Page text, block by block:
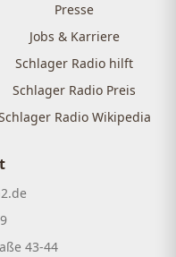
Presse
Jobs & Karriere
Schlager Radio hilft
Schlager Radio Preis
Radio Wikipedia
43-44